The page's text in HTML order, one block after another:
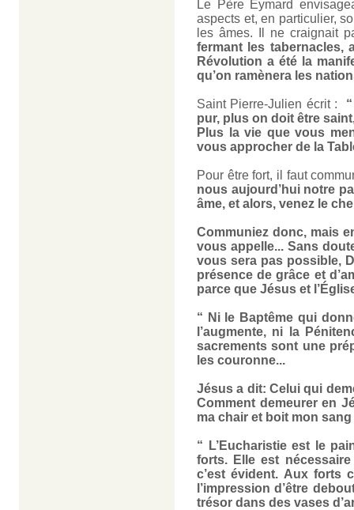
Le Père Eymard
aspects et, en particulier,
les âmes. Il ne craignait
fermant les tabernacles,
Révolution a été la
qu’on ramènera les
Saint Pierre-Julien écrit :
pur, plus on doit être
Plus la vie que vous
vous approcher de la
Pour être fort, il faut
nous aujourd’hui notre
âme, et alors, venez le
Communiez donc, mais
vous appelle... Sans
vous sera pas possible,
présence de grâce et
parce que Jésus et
“ Ni le Baptême qui
l’augmente, ni la
sacrements sont une
les couronne...
Jésus a dit: Celui qui
Comment demeurer en
ma chair et boit mon
“ L’Eucharistie est le
forts. Elle est
c’est évident. Aux forts
l’impression d’être
trésor dans des vases